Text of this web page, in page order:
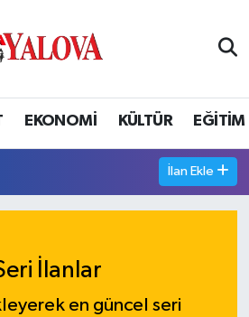
EKONOMİ KÜLTÜR EĞİTİM
İlan Ekle
İlanlar
en güncel seri
Eczaneler
Fikstür